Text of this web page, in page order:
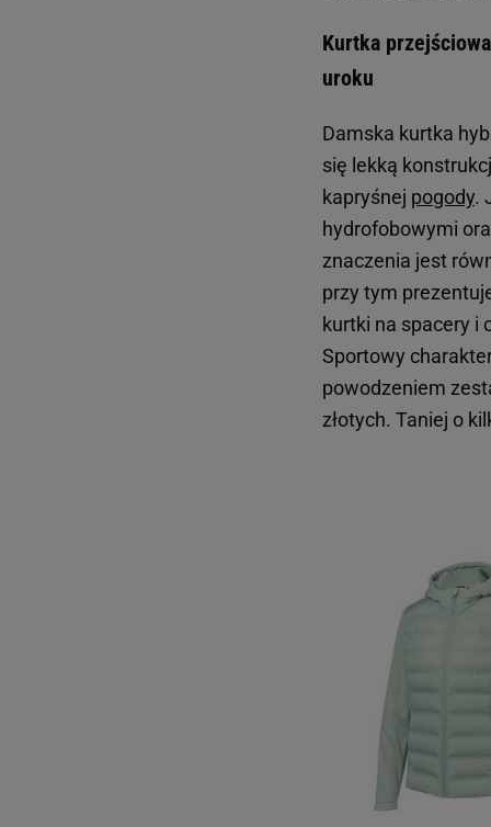
Kurtka
uroku
Damska kurtka
się lekką
kapryśnej pogody.
hydrofobowymi
znaczenia jest
przy tym
kurtki na spacery i
Sportowy
powodzeniem
złotych. Taniej o